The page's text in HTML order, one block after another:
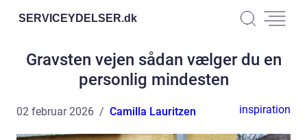
SERVICEYDELSER.dk
Gravsten vejen sådan vælger du en
personlig mindesten
02 februar 2026 Camilla Lauritzen inspiration